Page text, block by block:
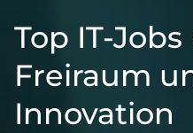
Top IT-
Freiraum
Innovation